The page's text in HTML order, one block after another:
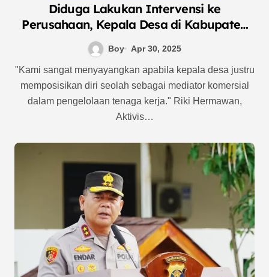
Diduga Lakukan Intervensi ke
Perusahaan, Kepala Desa di Kabupaten
Bekasi Tuai Sorotan Publik
Boy Apr 30, 2025
"Kami sangat menyayangkan apabila kepala desa justru
memposisikan diri seolah sebagai mediator komersial
dalam pengelolaan tenaga kerja." Riki Hermawan,
Aktivis…